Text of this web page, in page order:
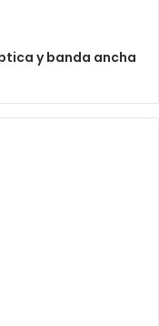
y banda ancha